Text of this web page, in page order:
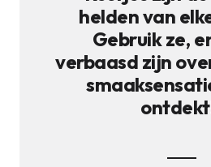
helden van
Gebruik ze,
verbaasd zijn